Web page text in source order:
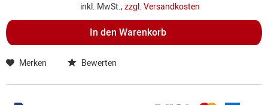
inkl. MwSt.,zzgl. Versandkosten
In den Warenkorb
Merken Bewerten